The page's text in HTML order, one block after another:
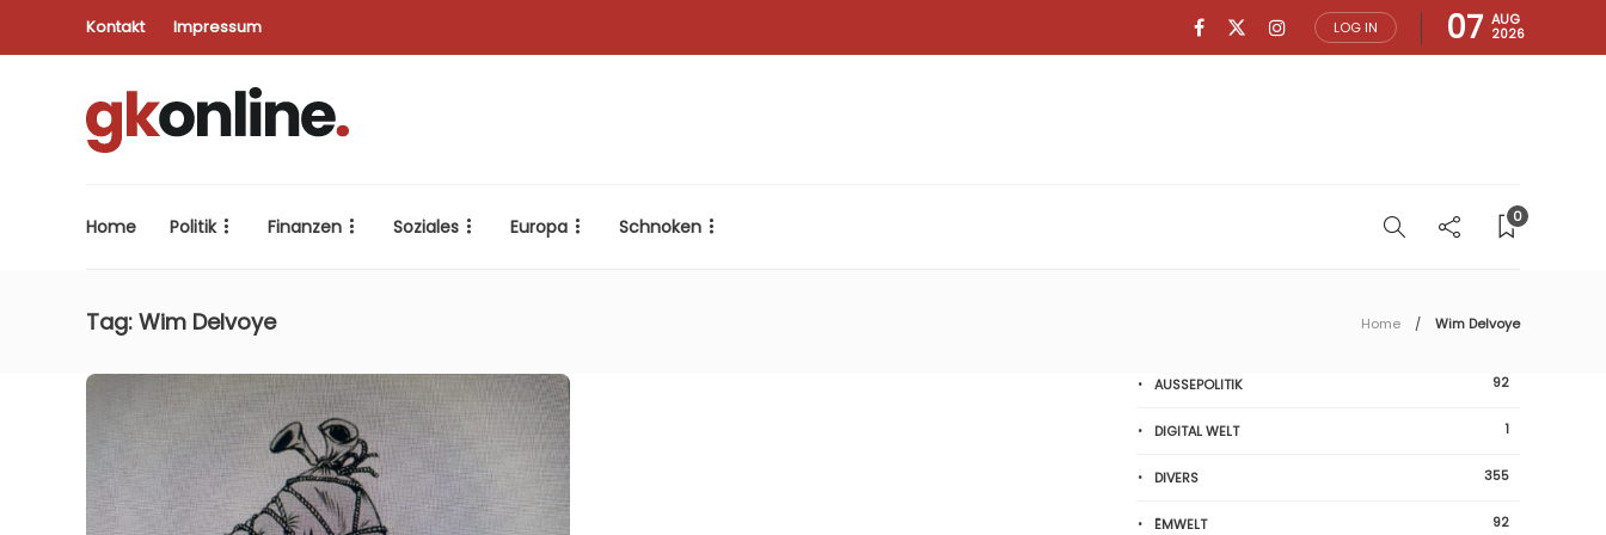
Kontakt Impressum LOG IN 07 AUG
2026
Home Politik Finanzen Soziales Europa Schnoken 0
Tag: Wim Delvoye Home Wim Delvoye
AUSSEPOLITIK 92
DIGITAL WELT 1
DIVERS 355
ËMWELT 92